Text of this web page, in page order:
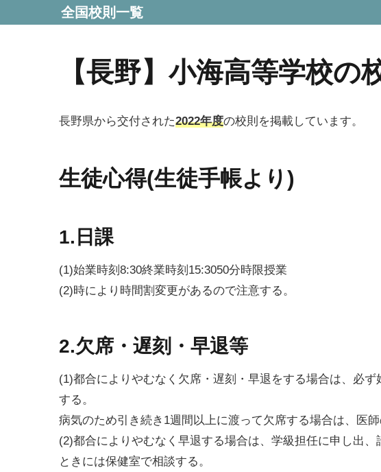
全国校則一覧
【長野】小海高等学校の
長野県から交付された2022年度の校則を掲載しています。
生徒心得(生徒手帳より)
1.日課
(1)始業時刻8:30終業時刻15:3050分時限授業
(2)時により時間割変更があるので注意する。
2.欠席・遅刻・早退等
(1)都合によりやむなく欠席・遅刻・早退をする場合は、必
する。
病気のため引き続き1週間以上に渡って欠席する場合は、医師
(2)都合によりやむなく早退する場合は、学級担任に申し出
ときには保健室で相談する。